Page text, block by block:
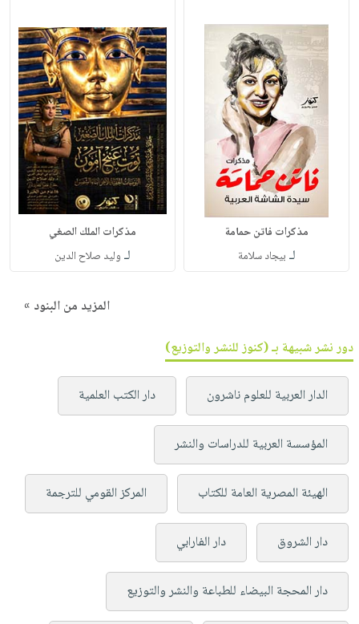
مذكرات فاتن حمامة
لـ بيجاد سلامة
مذكرات الملك الصغي
لـ وليد صلاح الدين
المزيد من البنود »
دور نشر شبيهة بـ (كنوز للنشر والتوزيع)
الدار العربية للعلوم ناشرون دار الكتب العلمية
المؤسسة العربية للدراسات والنشر
الهيئة المصرية العامة للكتاب المركز القومي للترجمة
دار الشروق دار الفارابي
دار المحجة البيضاء للطباعة والنشر والتوزيع